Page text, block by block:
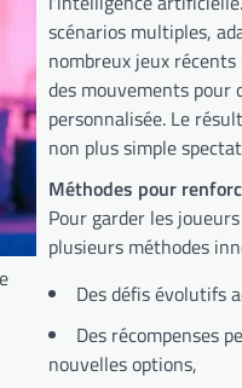
scénarios multiples,
nombreux jeux
des mouvements pour
personnalisée. Le
non plus simple
Méthodes pour
Pour garder les
plusieurs méthodes
Des défis évolutifs
Des récompenses
nouvelles options,